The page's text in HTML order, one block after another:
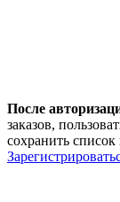
После
заказов,
сохранить